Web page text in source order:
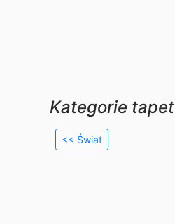
Kategorie tapet
<< Świat